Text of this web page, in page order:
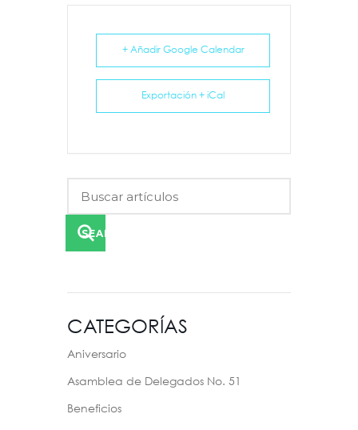
+ Añadir Google Calendar
Exportación + iCal
SEARCH
CATEGORÍAS
Aniversario
Asamblea de Delegados No. 51
Beneficios